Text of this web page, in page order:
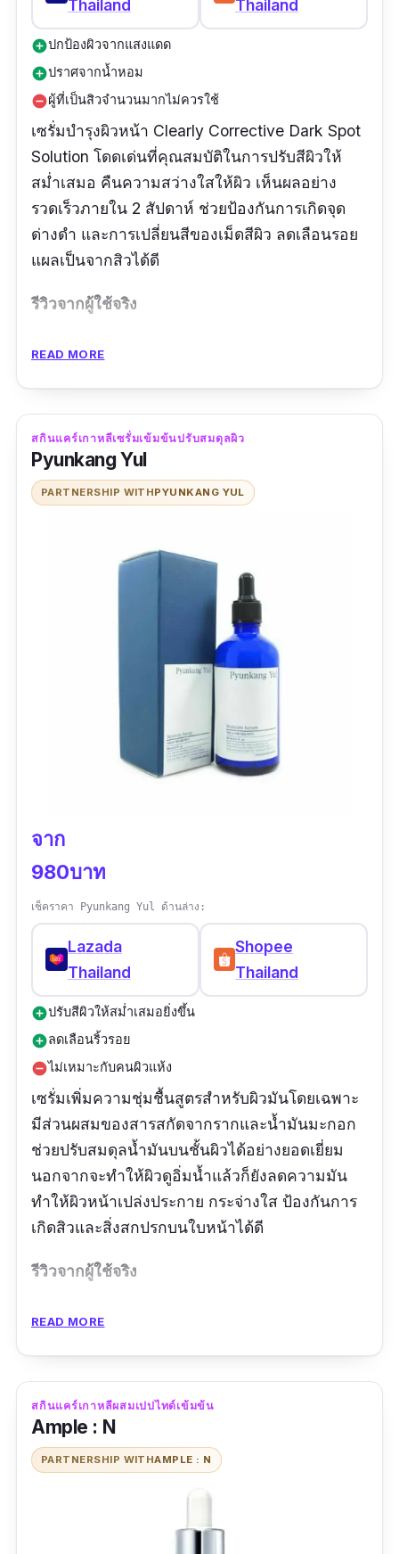
Thailand Thailand
add_circleปกป้องผิวจากแสงแดด
add_circleปราศจากน้ำหอม
remove_circleผู้ที่เป็นสิวจำนวนมากไม่ควรใช้
เซรั่มบำรุงผิวหน้า Clearly Corrective Dark Spot
Solution โดดเด่นที่คุณสมบัติในการปรับสีผิวให้
สม่ำเสมอ คืนความสว่างใสให้ผิว เห็นผลอย่าง
รวดเร็วภายใน 2 สัปดาห์ ช่วยป้องกันการเกิดจุด
ด่างดำ และการเปลี่ยนสีของเม็ดสีผิว ลดเลือนรอย
แผลเป็นจากสิวได้ดี
รีวิวจากผู้ใช้จริง
คุณภาพดีเหมือนเดิม ชอบมากกกกกด จะกลับ
READ MORE
สกินแคร์เกาหลีเซรั่มเข้มข้นปรับสมดุลผิว
Pyunkang Yul
PARTNERSHIP WITHPYUNKANG YUL
จาก
980บาท
เช็คราคา Pyunkang Yul ด้านล่าง:
Lazada
Thailand
Shopee
Thailand
add_circleปรับสีผิวให้สม่ำเสมอยิ่งขึ้น
add_circleลดเลือนริ้วรอย
remove_circleไม่เหมาะกับคนผิวแห้ง
เซรั่มเพิ่มความชุ่มชื้นสูตรสำหรับผิวมันโดยเฉพาะ
มีส่วนผสมของสารสกัดจากรากและน้ำมันมะกอก
ช่วยปรับสมดุลน้ำมันบนชั้นผิวได้อย่างยอดเยี่ยม
นอกจากจะทำให้ผิวดูอิ่มน้ำแล้วก็ยังลดความมัน
ทำให้ผิวหน้าเปล่งประกาย กระจ่างใส ป้องกันการ
เกิดสิวและสิ่งสกปรกบนใบหน้าได้ดี
รีวิวจากผู้ใช้จริง
ส่งเร็วมากค่ะ
READ MORE
สกินแคร์เกาหลีผสมเปปไทด์เข้มข้น
Ample : N
PARTNERSHIP WITHAMPLE : N